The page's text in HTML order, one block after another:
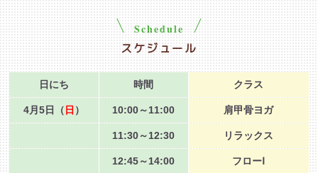
Schedule
スケジュール
日にち 時間 クラス
4月5日（ 日 ） 10:00～11:00 肩甲骨ヨガ
11:30～12:30 リラックス
12:45～14:00 フローⅠ